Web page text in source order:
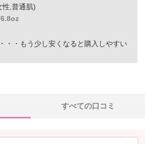
性,普通肌)
・・もう少し安くなると購入しやすい
すべての口コミ